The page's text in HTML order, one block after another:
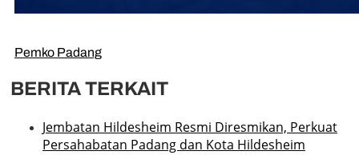
Pemko Padang
BERITA TERKAIT
Jembatan Hildesheim Resmi Diresmikan, Perkuat
Persahabatan Padang dan Kota Hildesheim